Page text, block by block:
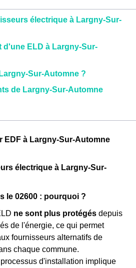
électrique à Largny-Sur-
d'une ELD à Largny-Sur-
Sur-Automne ?
de Largny-Sur-Automne
EDF à Largny-Sur-Automne
électrique à Largny-Sur-
le 02600 : pourquoi ?
ne sont plus protégés depuis
de l'énergie, ce qui permet
fournisseurs alternatifs de
chaque commune.
d'installation implique